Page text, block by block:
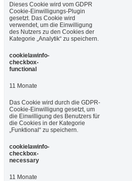
Dieses Cookie wird vom GDPR
Cookie-Einwilligungs-Plugin
gesetzt. Das Cookie wird
verwendet, um die Einwilligung
des Nutzers zu den Cookies der
Kategorie „Analytik“ zu speichern.
cookielawinfo-
checkbox-
functional
11 Monate
Das Cookie wird durch die GDPR-
Cookie-Einwilligung gesetzt, um
die Einwilligung des Benutzers für
die Cookies in der Kategorie
„Funktional“ zu speichern.
cookielawinfo-
checkbox-
necessary
11 Monate